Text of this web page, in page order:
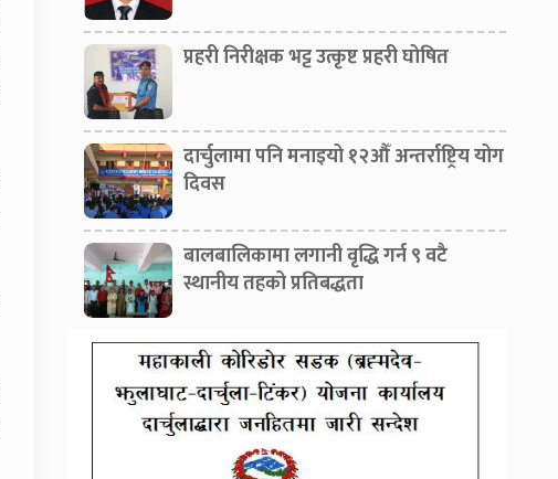
प्रहरी निरीक्षक भट्ट उत्कृष्ट प्रहरी घोषित
दार्चुलामा पनि मनाइयो १२औँ अन्तर्राष्ट्रिय योग
दिवस
बालबालिकामा लगानी वृद्धि गर्न ९ वटै
स्थानीय तहको प्रतिबद्धता